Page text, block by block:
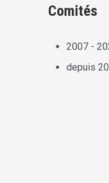
Comités
2007 -
depuis